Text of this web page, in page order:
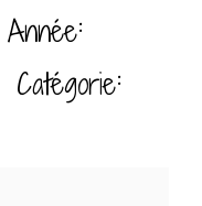
Année:
Catégorie: